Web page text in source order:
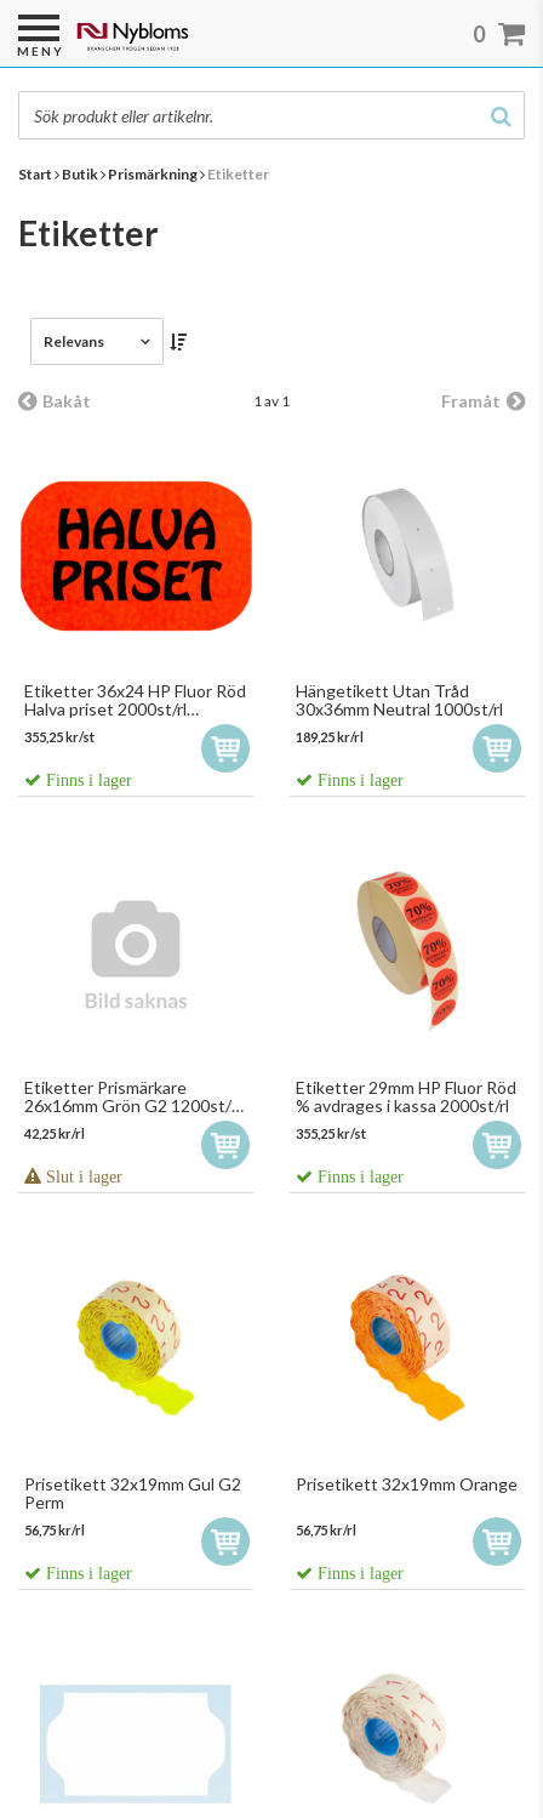
Start Butik Prismärkning Etiketter
Etiketter
Relevans
Bakåt 1 av 1 Framåt
Etiketter 36x24 HP Fluor Röd
Halva priset 2000st/rl
Etiketter 15786
355,25 kr/st
Finns i lager
Hängetikett Utan Tråd
30x36mm Neutral 1000st/rl
189,25 kr/rl
Finns i lager
Etiketter Prismärkare
26x16mm Grön G2 1200st/rl
511126
42,25 kr/rl
Slut i lager
Etiketter 29mm HP Fluor Röd
% avdrages i kassa 2000st/rl
355,25 kr/st
Finns i lager
Prisetikett 32x19mm Gul G2
Perm
56,75 kr/rl
Finns i lager
Prisetikett 32x19mm Orange
56,75 kr/rl
Finns i lager
MENY
0